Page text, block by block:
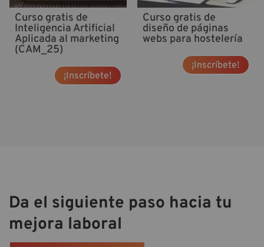
Curso gratis de
Inteligencia Artificial
Aplicada al marketing
(CAM_25)
¡Inscríbete!
Curso gratis de
diseño de páginas
webs para hostelería
¡Inscríbete!
Da el siguiente paso hacia tu
mejora laboral